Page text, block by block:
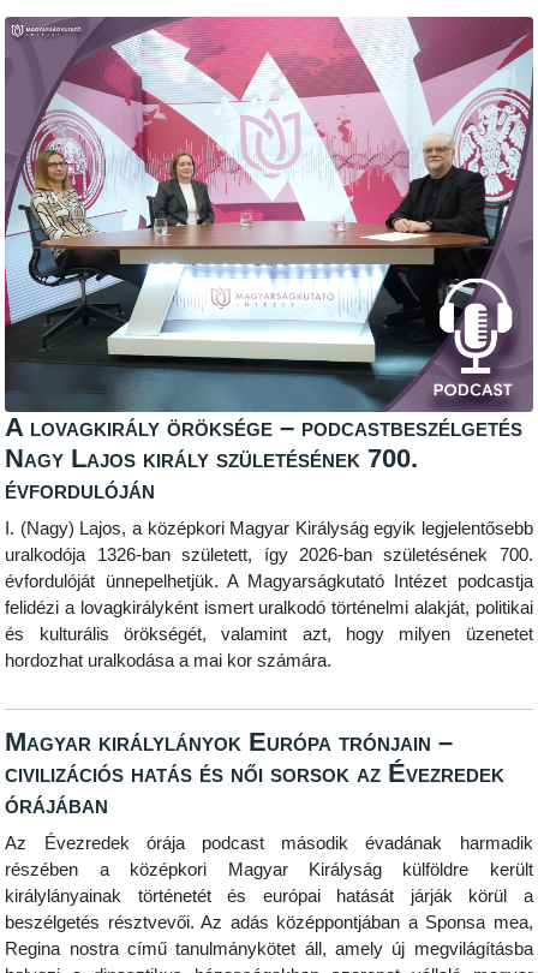
A lovagkirály öröksége – podcastbeszélgetés
Nagy Lajos király születésének 700.
évfordulóján
I. (Nagy) Lajos, a középkori Magyar Királyság egyik legjelentősebb
uralkodója 1326-ban született, így 2026-ban születésének 700.
évfordulóját ünnepelhetjük. A Magyarságkutató Intézet podcastja
felidézi a lovagkirályként ismert uralkodó történelmi alakját, politikai
és kulturális örökségét, valamint azt, hogy milyen üzenetet
hordozhat uralkodása a mai kor számára.
Magyar királylányok Európa trónjain –
civilizációs hatás és női sorsok az Évezredek
órájában
Az Évezredek órája podcast második évadának harmadik
részében a középkori Magyar Királyság külföldre került
királylányainak történetét és európai hatását járják körül a
beszélgetés résztvevői. Az adás középpontjában a Sponsa mea,
Regina nostra című tanulmánykötet áll, amely új megvilágításba